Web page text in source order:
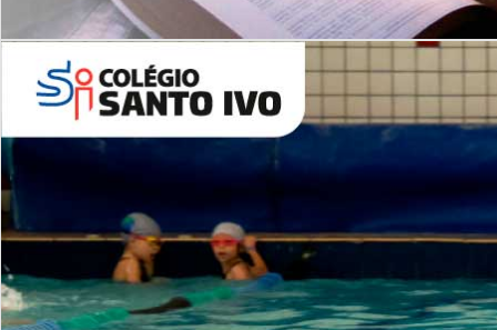
Leituras Literárias
ALUNOS NOVOS
Entre em Contato